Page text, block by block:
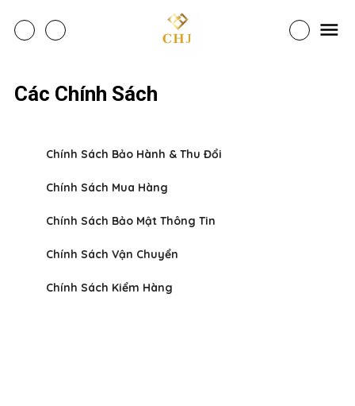
Các Chính Sách
Chính Sách Bảo Hành & Thu Đổi
Chính Sách Mua Hàng
Chính Sách Bảo Mật Thông Tin
Chính Sách Vận Chuyển
Chính Sách Kiểm Hàng